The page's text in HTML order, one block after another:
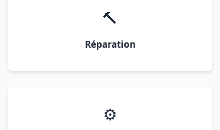
🔨
Réparation
⚙️